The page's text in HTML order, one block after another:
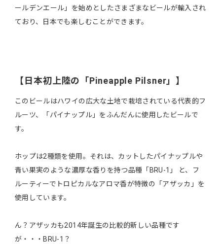
ールデンエール」を始めとしたさまざまなビールが輸入され
ており、日本でも楽しむことができます。
【日本初上陸の「Pineapple Pilsner」】
このビールはハワイの広大な土地で栽培されている代表的フ
ルーツ、「パイナップル」をふんだんに使用したビールで
す。
ホップは2種類を使用。それは、カットしたパイナップルや
青い果実のような濃厚な香りを持つ品種「BRU-1」 と、フ
ルーティーでトロピカルなアロマ香が特徴の「アザッカ」を
使用しています。
ん？アザッカも2014年誕生の比較的新しい品種です
が・・・BRU-1？